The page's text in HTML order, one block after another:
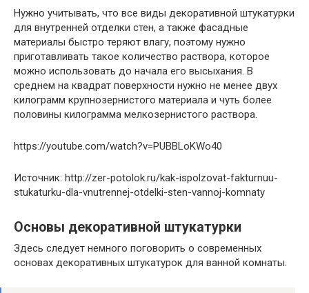
Нужно учитывать, что все виды декоративной штукатурки
для внутренней отделки стен, а также фасадные
материалы быстро теряют влагу, поэтому нужно
приготавливать такое количество раствора, которое
можно использовать до начала его высыхания. В
среднем на квадрат поверхности нужно не менее двух
килограмм крупнозернистого материала и чуть более
половины килограмма мелкозернистого раствора.
https://youtube.com/watch?v=PUBBLoKWo40
Источник: http://zer-potolok.ru/kak-ispolzovat-fakturnuu-
stukaturku-dla-vnutrennej-otdelki-sten-vannoj-komnaty
Основы декоративной штукатурки
Здесь следует немного поговорить о современных
основах декоративных штукатурок для ванной комнаты.